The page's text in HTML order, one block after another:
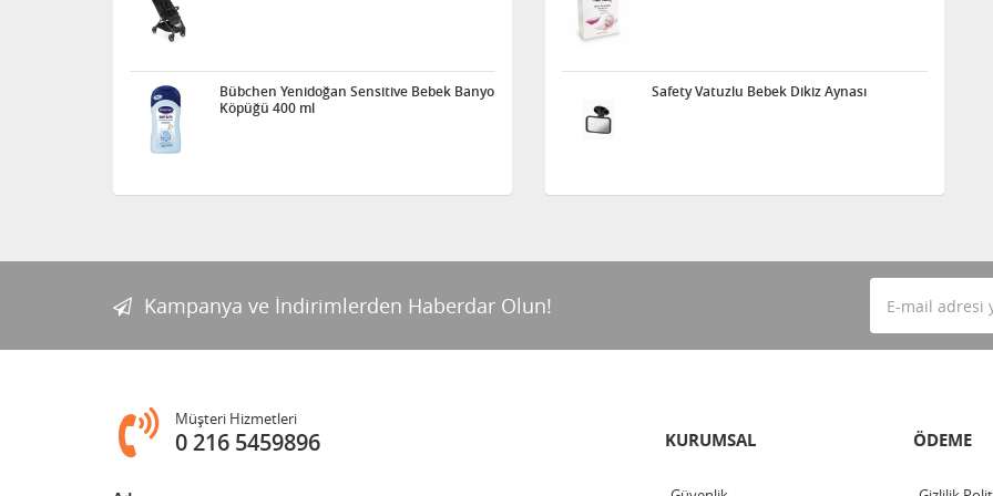
Bübchen Yenidoğan Sensitive Bebek Banyo
Köpüğü 400 ml
Safety Vatuzlu Bebek Dikiz Aynası
Kampanya ve İndirimlerden Haberdar Olun!
Müşteri Hizmetleri
0 216 5459896 KURUMSAL ÖDEME